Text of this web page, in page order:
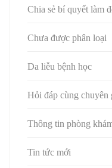
Chia sẻ bí quyết làm
Chưa được phân loại
Da liễu bệnh học
Hỏi đáp cùng chuyên
Thông tin phòng
Tin tức mới